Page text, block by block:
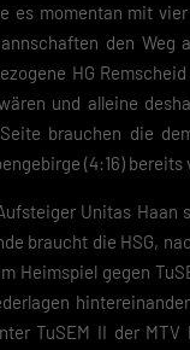
es momentan mit
den Weg
HG
und alleine
brauchen die
(4:16)
Unitas Haan
braucht die HSG,
Heimspiel gegen
TuSEM II der MTV